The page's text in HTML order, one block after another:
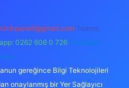
Teams:
0262 606 0 726 Telegram:
gereğince Bilgi Teknolojileri
onaylanmış bir Yer Sağlayıcı